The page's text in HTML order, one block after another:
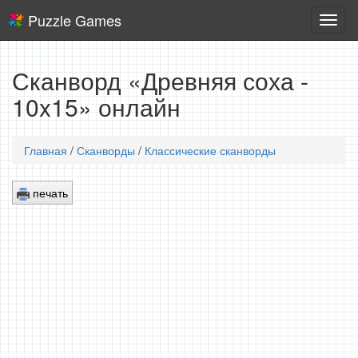
игры
Puzzle Games
Сканворд «Древняя соха -
10x15» онлайн
Главная / Сканворды / Классические сканворды
печать